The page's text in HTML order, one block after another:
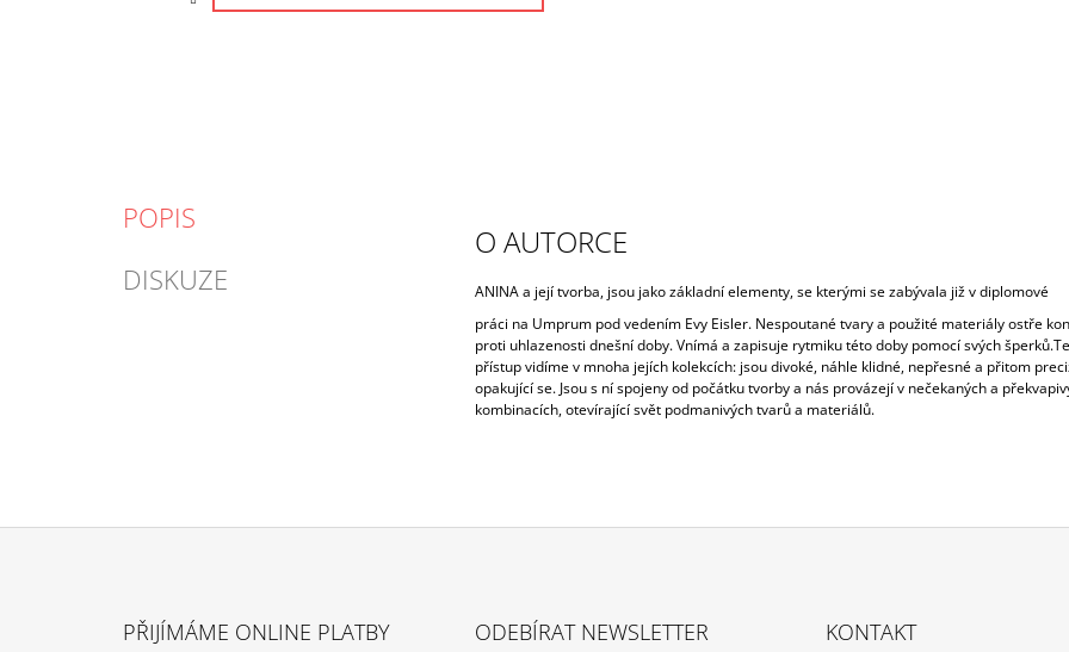
POPIS
DISKUZE
O AUTORCE
ANINA a její tvorba, jsou jako základní elementy, se kterými se zabývala již v diplomové
práci na Umprum pod vedením Evy Eisler. Nespoutané tvary a použité materiály ostře
proti uhlazenosti dnešní doby. Vnímá a zapisuje rytmiku této doby pomocí svých
přístup vidíme v mnoha jejích kolekcích: jsou divoké, náhle klidné, nepřesné a přitom
opakující se. Jsou s ní spojeny od počátku tvorby a nás provázejí v nečekaných a
kombinacích, otevírající svět podmanivých tvarů a materiálů.
PŘIJÍMÁME ONLINE PLATBY ODEBÍRAT NEWSLETTER KONTAKT